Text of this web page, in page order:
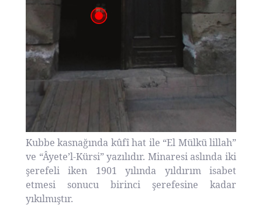
Kubbe kasnağında kûfî hat ile “El Mülkü lillah”
ve “Âyete’l-Kürsi” yazılıdır. Minaresi aslında iki
şerefeli iken 1901 yılında yıldırım isabet
etmesi sonucu birinci şerefesine kadar
yıkılmıştır.